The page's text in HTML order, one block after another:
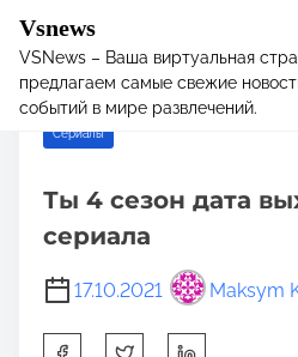
Vsnews
VSNews – Ваша виртуальная
предлагаем самые свежие
событий в мире развлечений.
Home/Сериалы / Ты 4 сезон дата
Сериалы
Ты 4 сезон дата
сериала
17.10.2021 Maksym